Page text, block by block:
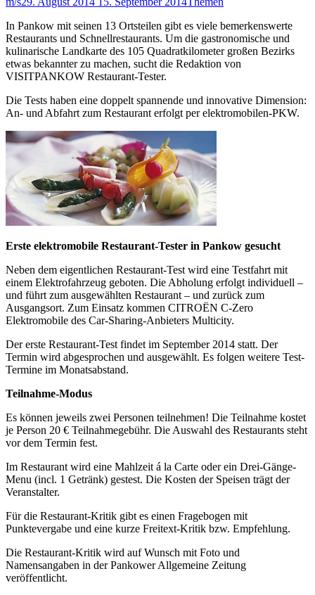
In Pankow mit seinen 13 Ortsteilen gibt es viele bemerkenswerte
Restaurants und Schnellrestaurants. Um die gastronomische und
kulinarische Landkarte des 105 Quadratkilometer großen Bezirks
etwas bekannter zu machen, sucht die Redaktion von
VISITPANKOW Restaurant-Tester.
Die Tests haben eine doppelt spannende und innovative Dimension:
An- und Abfahrt zum Restaurant erfolgt per elektromobilen-PKW.
Erste elektromobile Restaurant-Tester in Pankow gesucht
Neben dem eigentlichen Restaurant-Test wird eine Testfahrt mit
einem Elektrofahrzeug geboten. Die Abholung erfolgt individuell –
und führt zum ausgewählten Restaurant – und zurück zum
Ausgangsort. Zum Einsatz kommen CITROËN C-Zero
Elektromobile des Car-Sharing-Anbieters Multicity.
Der erste Restaurant-Test findet im September 2014 statt. Der
Termin wird abgesprochen und ausgewählt. Es folgen weitere Test-
Termine im Monatsabstand.
Teilnahme-Modus
Es können jeweils zwei Personen teilnehmen! Die Teilnahme kostet
je Person 20 € Teilnahmegebühr. Die Auswahl des Restaurants steht
vor dem Termin fest.
Im Restaurant wird eine Mahlzeit á la Carte oder ein Drei-Gänge-
Menu (incl. 1 Getränk) gestest. Die Kosten der Speisen trägt der
Veranstalter.
Für die Restaurant-Kritik gibt es einen Fragebogen mit
Punktevergabe und eine kurze Freitext-Kritik bzw. Empfehlung.
Die Restaurant-Kritik wird auf Wunsch mit Foto und
Namensangaben in der Pankower Allgemeine Zeitung
veröffentlicht.